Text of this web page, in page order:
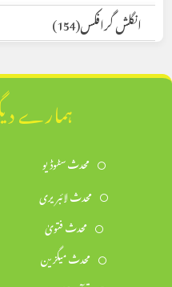
انگلش گرافکس(154)
ہمارے
محدث سٹوڈیو
محدث لائبریری
محدث فتویٰ
محدث میگزین